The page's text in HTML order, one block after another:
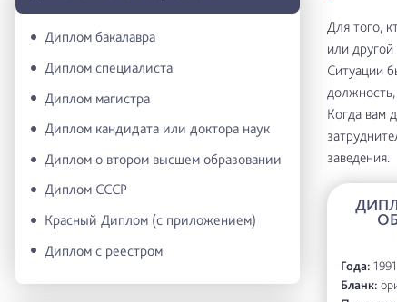
Диплом бакалавра
Диплом специалиста
Диплом магистра
Диплом кандидата или доктора наук
Диплом о втором высшем образовании
Диплом СССР
Красный Диплом (с приложением)
Диплом с реестром
Для того,
или другой
Ситуации
Когда вам
заведения.
Года: 1991
Бланк: